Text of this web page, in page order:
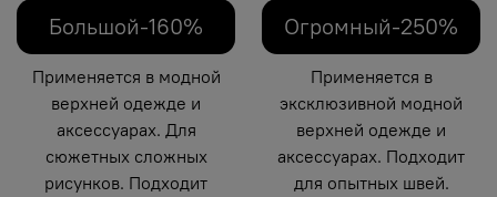
Большой-160%
Применяется в модной
верхней одежде и
аксессуарах. Для
сюжетных сложных
рисунков. Подходит
Огромный-250%
Применяется в
эксклюзивной модной
верхней одежде и
аксессуарах. Подходит
для опытных швей.